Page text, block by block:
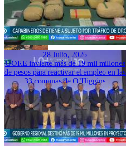
28 Julio, 2026
GORE invierte más de 19 mil millones
de pesos para reactivar el empleo en las
33 comunas de O’Higgins